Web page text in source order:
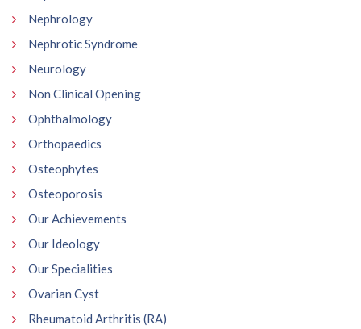
Nephrology
Nephrotic Syndrome
Neurology
Non Clinical Opening
Ophthalmology
Orthopaedics
Osteophytes
Osteoporosis
Our Achievements
Our Ideology
Our Specialities
Ovarian Cyst
Rheumatoid Arthritis (RA)